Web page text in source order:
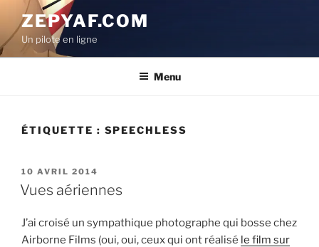
contenu
principal
ZEPYAF.COM
Un pilote en ligne
Menu
ÉTIQUETTE : SPEECHLESS
PUBLIÉ
LE
10 AVRIL 2014
Vues aériennes
J’ai croisé un sympathique photographe qui bosse chez
Airborne Films (oui, oui, ceux qui ont réalisé le film sur